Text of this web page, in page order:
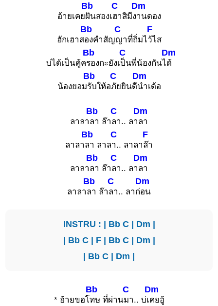
อ้ายเคย
Bb
ฝันสองเ
C
ฮาสิมีง
Dm
านดอง
ฮักเฮาส
Bb
องคำสัญ
C
ญาที่ถิ่มไ
F
ว้ไส
บ่ได้เป็นคู้ค
Bb
รองกะยังเ
C
ป็นพี่น้องกันไ
Dm
ด้
น้องยอม
Bb
รับให้อ
C
ภัยยินดี
Dm
นำเด้อ
ลาลา
Bb
ลา ล๊า
C
ลา.. ลา
Dm
ลา
ลาลา
Bb
ลา ลาล
C
า.. ลาลา
F
ล๊า
ลาลา
Bb
ลา ล๊า
C
ลา.. ลา
Dm
ลา
ลาลา
Bb
ลา ล๊า
C
ลา.. ลาก่
Dm
อน
INSTRU : | Bb C| Dm |
| Bb C| F| Bb C| Dm |
| Bb C | Dm |
* อ้ายขอโ
Bb
ทษ ที่ผ่าน
C
มา.. บ่เ
Dm
คยฮู้